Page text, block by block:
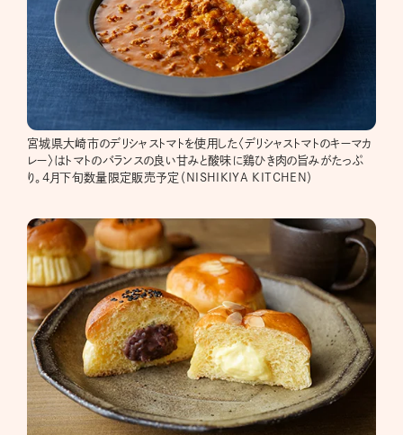
宮城県大崎市のデリシャストマトを使用した〈デリシャストマトのキーマカ
レー〉はトマトのバランスの良い甘みと酸味に鶏ひき肉の旨みがたっぷ
り。4月下旬数量限定販売予定（NISHIKIYA KITCHEN）